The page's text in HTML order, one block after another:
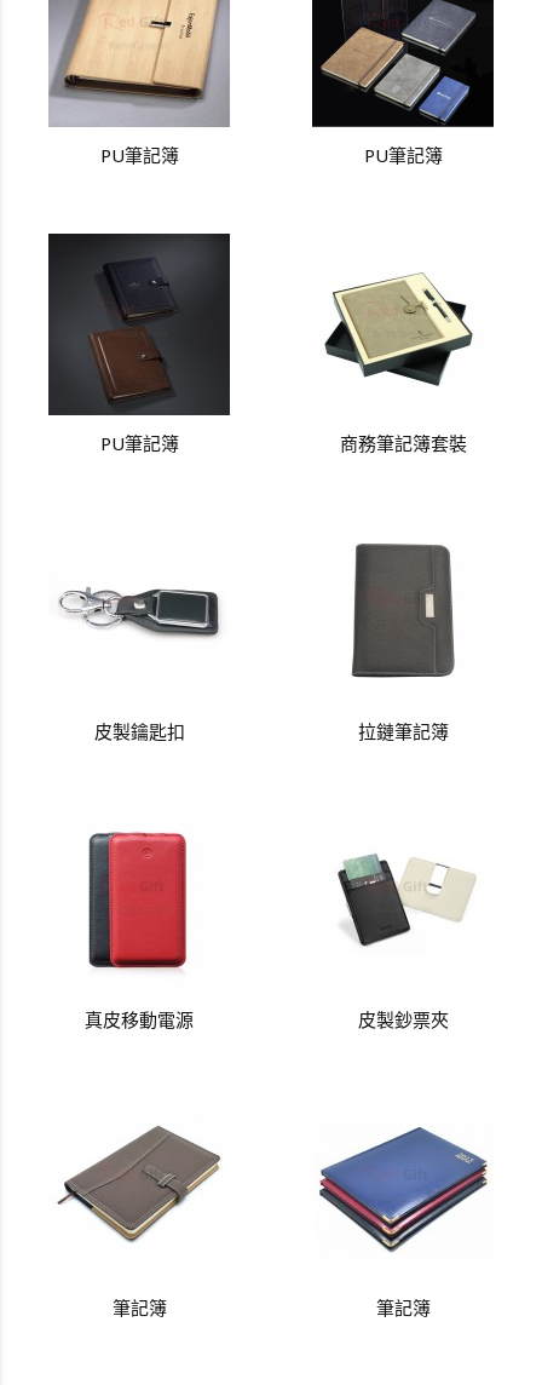
PU筆記簿 PU筆記簿
PU筆記簿 商務筆記簿套裝
皮製鑰匙扣 拉鏈筆記簿
真皮移動電源 皮製鈔票夾
筆記簿 筆記簿